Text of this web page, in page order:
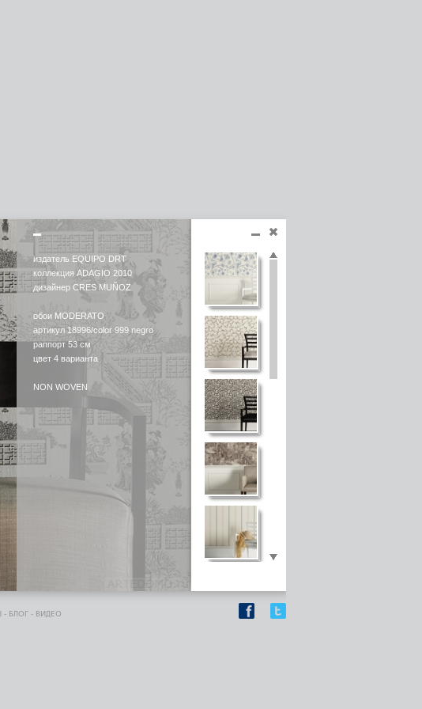
издатель EQUIPO DRT
коллекция ADAGIO 2010
дизайнер CRES MUÑOZ
обои MODERATO
артикул 18996/color 999 negro
раппорт 53 см
цвет 4 варианта
NON WOVEN
- БЛОГ - ВИДЕО